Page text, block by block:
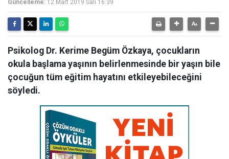
Güncelleme: 12 Mart 2019 Salı 16:39
Psikolog Dr. Kerime Begüm Özkaya, çocukların
okula başlama yaşının belirlenmesinde bir yaşın bile
çocuğun tüm eğitim hayatını etkileyebileceğini
söyledi.